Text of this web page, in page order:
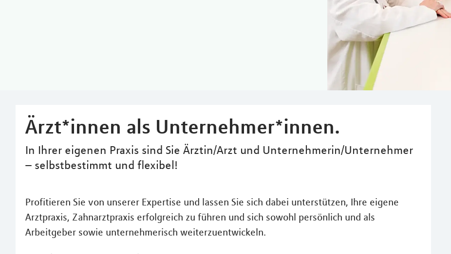
Ärzt*innen als Unternehmer*innen.
In Ihrer eigenen Praxis sind Sie Ärztin/Arzt und Unternehmerin/Unternehmer
– selbstbestimmt und flexibel!
Profitieren Sie von unserer Expertise und lassen Sie sich dabei unterstützen, Ihre eigene
Arztpraxis, Zahnarztpraxis erfolgreich zu führen und sich sowohl persönlich und als
Arbeitgeber sowie unternehmerisch weiterzuentwickeln.